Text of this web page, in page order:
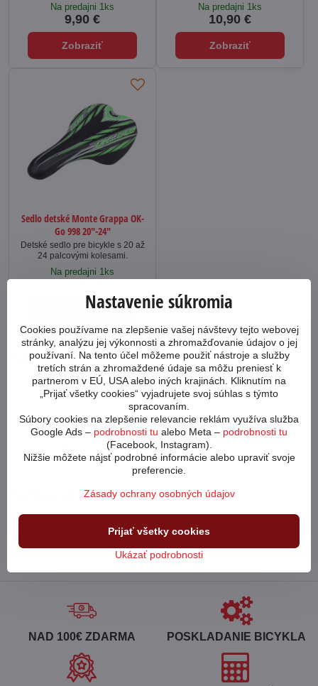
Na predajni 1ks
9,90 €
Zobraziť
Na predajni 1ks
10,90 €
Zobraziť
Sedlo detské Monte Grappa OK-
Go 998 20"-24"
Detské sedlo pre bicykle s 20 až
24 palcovými kolesami.
Na predajni 1ks
11,50 €
Zobraziť
Potrebujete poradiť?
Neváhajte nás kontaktovať
053 4413 064
cykloabc​@cykloabc​.sk
Partnerský web
www​.bicykle-shop​.sk
NAD 100€ ZDARMA POSKLADANIE BICYKLA
Nastavenie súkromia
Cookies používame na zlepšenie vašej návštevy tejto webovej
stránky, analýzu jej výkonnosti a zhromažďovanie údajov o jej
používaní. Na tento účel môžeme použiť nástroje a služby
tretích strán a zhromaždené údaje sa môžu preniesť k
partnerom v EÚ, USA alebo iných krajinách. Kliknutím na
„Prijať všetky cookies“ vyjadrujete svoj súhlas s týmto
spracovaním.
Súbory cookies na zlepšenie relevancie reklám využíva služba
Google Ads – podrobnosti tu alebo Meta – podrobnosti tu
(Facebook, Instagram).
Nižšie môžete nájsť podrobné informácie alebo upraviť svoje
preferencie.
Zásady ochrany osobných údajov
Ukázať podrobnosti
Prijať všetky cookies